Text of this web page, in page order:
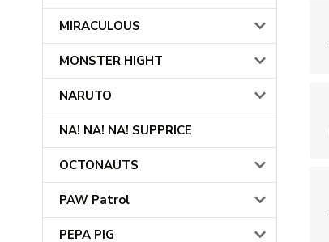
MIRACULOUS
MONSTER HIGHT
NARUTO
NA! NA! NA! SUPPRICE
OCTONAUTS
PAW Patrol
PEPA PIG